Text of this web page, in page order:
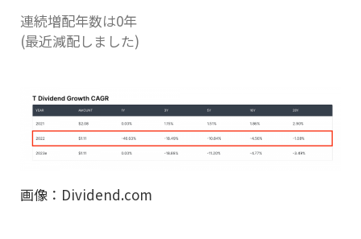
連続増配年数は0年
(最近減配しました)
画像：Dividend.com